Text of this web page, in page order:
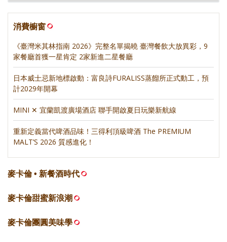
消費櫥窗
《臺灣米其林指南 2026》完整名單揭曉 臺灣餐飲大放異彩，9
家餐廳首獲一星肯定 2家新進二星餐廳
日本威士忌新地標啟動：富良詩FURALISS蒸餾所正式動工，預
計2029年開幕
MINI ✕ 宜蘭凱渡廣場酒店 聯手開啟夏日玩樂新航線
重新定義當代啤酒品味！三得利頂級啤酒 The PREMIUM
MALT’S 2026 質感進化！
麥卡倫 • 新餐酒時代
麥卡倫甜蜜新浪潮
麥卡倫團圓美味學